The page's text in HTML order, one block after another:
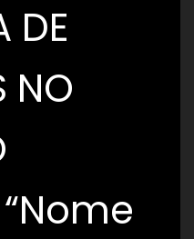
DE
NO